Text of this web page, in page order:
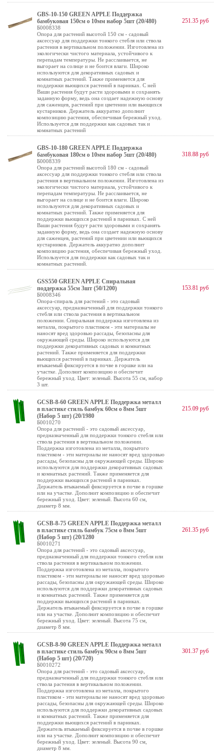
GBS-10-150 GREEN APPLE Поддержка
бамбуковая 150см o 10мм набор 5шт (20/480)
Б0008338
Опора для растений высотой 150 см - садовый
аксессуар для поддержки тонкого стебля или ствола
растения в вертикальном положении. Изготовлена из
экологически чистого материала, устойчивого к
перепадам температуры. Не расслаивается, не
выгорает на солнце и не боится влаги. Широко
используются для декоративных садовых и
комнатных растений. Также применяется для
поддержки вьющихся растений в парниках. С ней
Ваши растения будут расти здоровыми и сохранять
заданную форму, ведь она создает надежную основу
для саженцев, растений при цветении или вьющихся
кустарников. Держатель аккуратно дополнит
композицию растения, обеспечивая бережный уход.
Используется для поддержки как садовых так и
комнатных растений
251.35 руб
GBS-10-180 GREEN APPLE Поддержка
бамбуковая 180см o 10мм набор 5шт (20/480)
Б0008339
Опора для растений высотой 180 см - садовый
аксессуар для поддержки тонкого стебля или ствола
растения в вертикальном положении. Изготовлена из
экологически чистого материала, устойчивого к
перепадам температуры. Не расслаивается, не
выгорает на солнце и не боится влаги. Широко
используются для декоративных садовых и
комнатных растений. Также применяется для
поддержки вьющихся растений в парниках. С ней
Ваши растения будут расти здоровыми и сохранять
заданную форму, ведь она создает надежную основу
для саженцев, растений при цветении или вьющихся
кустарников. Держатель аккуратно дополнит
композицию растения, обеспечивая бережный уход.
Используется для поддержки как садовых так и
комнатных растений.
318.88 руб
GSS550 GREEN APPLE Спиральная
поддержка 55см 3шт (50/1200)
Б0008346
Опора-спираль для растений - это садовый
аксессуар, предназначенный для поддержки тонкого
стебля или ствола растения в вертикальном
положении. Спиральная поддержка изготовлена из
металла, покрытого пластиком - эти материалы не
наносят вред здоровью рассады, безопасны для
окружающей среды. Широко используются для
поддержки декоративных садовых и комнатных
растений. Также применяется для поддержки
вьющихся растений в парниках. Держатель
втыкаемый фиксируется в почве в горшке или на
участке. Дополнит композицию и обеспечит
бережный уход. Цвет: зеленый. Высота 55 см, набор
3 шт.
153.81 руб
GCSB-8-60 GREEN APPLE Поддержка металл
в пластике стиль бамбук 60cм o 8мм 5шт
(Набор 5 шт) (20/1980
Б0010270
Опора для растений - это садовый аксессуар,
предназначенный для поддержки тонкого стебля или
ствола растения в вертикальном положении.
Поддержка изготовлена из металла, покрытого
пластиком - эти материалы не наносят вред здоровью
рассады, безопасны для окружающей среды. Широко
используются для поддержки декоративных садовых
и комнатных растений. Также применяется для
поддержки вьющихся растений в парниках.
Держатель втыкаемый фиксируется в почве в горшке
или на участке. Дополнит композицию и обеспечит
бережный уход. Цвет: зеленый. Высота 60 см,
диаметр 8 мм.
215.09 руб
GCSB-8-75 GREEN APPLE Поддержка металл
в пластике стиль бамбук 75cм o 8мм 5шт
(Набор 5 шт) (20/1280
Б0010271
Опора для растений - это садовый аксессуар,
предназначенный для поддержки тонкого стебля или
ствола растения в вертикальном положении.
Поддержка изготовлена из металла, покрытого
пластиком - эти материалы не наносят вред здоровью
рассады, безопасны для окружающей среды. Широко
используются для поддержки декоративных садовых
и комнатных растений. Также применяется для
поддержки вьющихся растений в парниках.
Держатель втыкаемый фиксируется в почве в горшке
или на участке. Дополнит композицию и обеспечит
бережный уход. Цвет: зеленый. Высота 75 см,
диаметр 8 мм.
261.35 руб
GCSB-8-90 GREEN APPLE Поддержка металл
в пластике стиль бамбук 90cм o 8мм 5шт
(Набор 5 шт) (20/720)
Б0010272
Опора для растений - это садовый аксессуар,
предназначенный для поддержки тонкого стебля или
ствола растения в вертикальном положении.
Поддержка изготовлена из металла, покрытого
пластиком - эти материалы не наносят вред здоровью
рассады, безопасны для окружающей среды. Широко
используются для поддержки декоративных садовых
и комнатных растений. Также применяется для
поддержки вьющихся растений в парниках.
Держатель втыкаемый фиксируется в почве в горшке
или на участке. Дополнит композицию и обеспечит
бережный уход. Цвет: зеленый. Высота 90 см,
диаметр 8 мм.
301.37 руб